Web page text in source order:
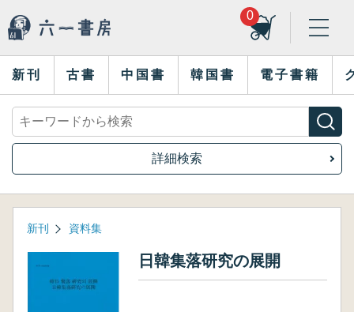
0
新刊 古書 中国書 韓国書 電子書籍
詳細検索
新刊 資料集
日韓集落研究の展開